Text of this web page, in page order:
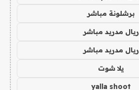
برشلونة مباشر
ريال مدريد مباشر
ريال مدريد مباشر
يلا شوت
yalla shoot